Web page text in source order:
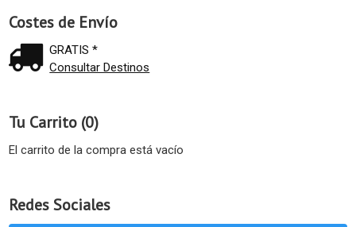
Costes de Envío
GRATIS *
Consultar Destinos
Tu Carrito (0)
El carrito de la compra está vacío
Redes Sociales